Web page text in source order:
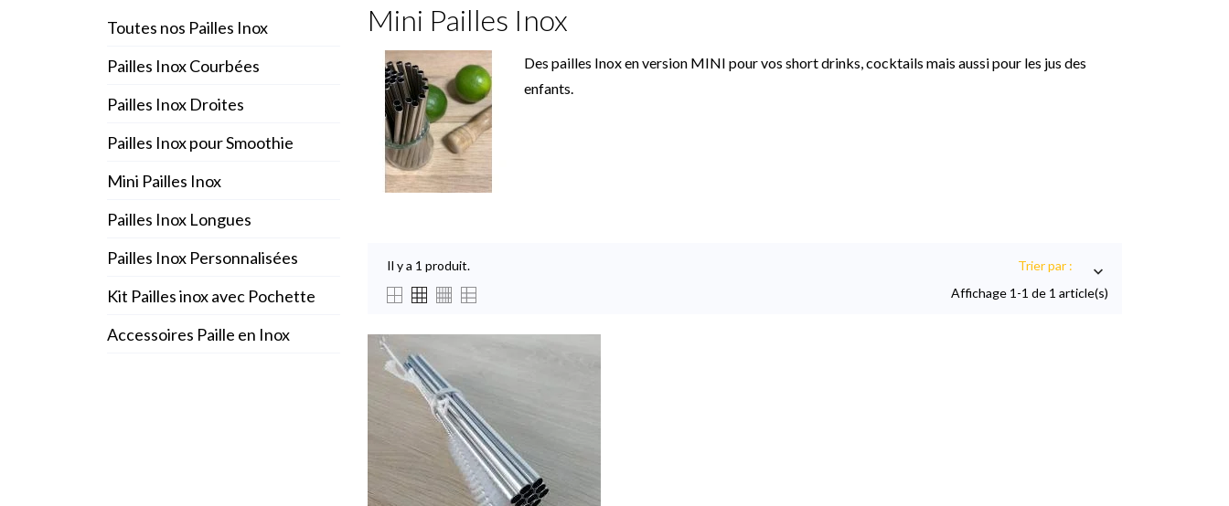
Toutes nos Pailles Inox
Pailles Inox Courbées
Pailles Inox Droites
Pailles Inox pour Smoothie
Mini Pailles Inox
Pailles Inox Longues
Pailles Inox Personnalisées
Kit Pailles inox avec Pochette
Accessoires Paille en Inox
Mini Pailles Inox
Des pailles Inox en version MINI pour vos short drinks, cocktails mais aussi pour les jus des
enfants.
Il y a 1 produit. Trier par : 
Affichage 1-1 de 1 article(s)